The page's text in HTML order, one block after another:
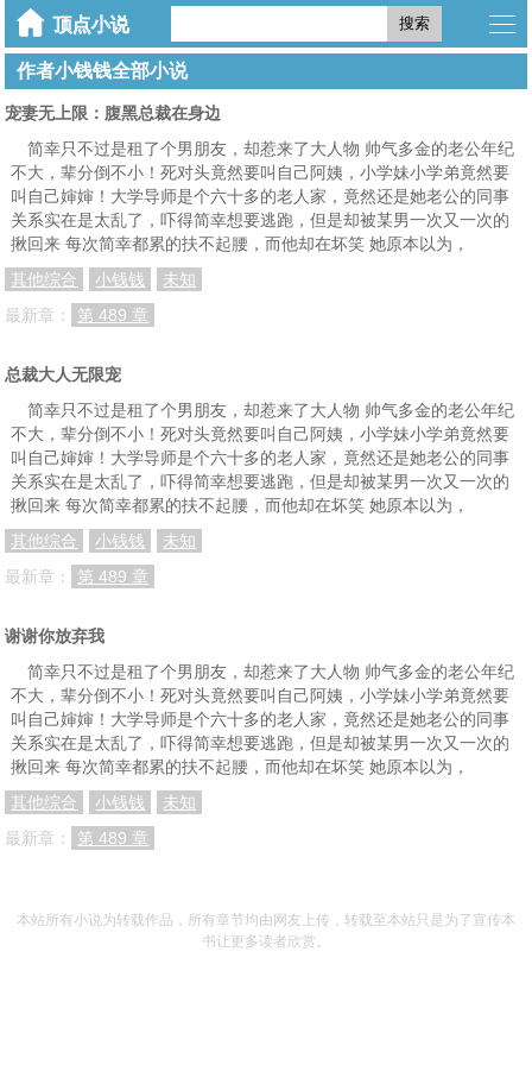
搜索
作者小钱钱全部小说
宠妻无上限：腹黑总裁在身边
简幸只不过是租了个男朋友，却惹来了大人物 帅气多金的老公年纪
不大，辈分倒不小！死对头竟然要叫自己阿姨，小学妹小学弟竟然要
叫自己婶婶！大学导师是个六十多的老人家，竟然还是她老公的同事
关系实在是太乱了，吓得简幸想要逃跑，但是却被某男一次又一次的
揪回来 每次简幸都累的扶不起腰，而他却在坏笑 她原本以为，
其他综合
小钱钱
未知
最新章：
第 489 章
总裁大人无限宠
简幸只不过是租了个男朋友，却惹来了大人物 帅气多金的老公年纪
不大，辈分倒不小！死对头竟然要叫自己阿姨，小学妹小学弟竟然要
叫自己婶婶！大学导师是个六十多的老人家，竟然还是她老公的同事
关系实在是太乱了，吓得简幸想要逃跑，但是却被某男一次又一次的
揪回来 每次简幸都累的扶不起腰，而他却在坏笑 她原本以为，
其他综合
小钱钱
未知
最新章：
第 489 章
谢谢你放弃我
简幸只不过是租了个男朋友，却惹来了大人物 帅气多金的老公年纪
不大，辈分倒不小！死对头竟然要叫自己阿姨，小学妹小学弟竟然要
叫自己婶婶！大学导师是个六十多的老人家，竟然还是她老公的同事
关系实在是太乱了，吓得简幸想要逃跑，但是却被某男一次又一次的
揪回来 每次简幸都累的扶不起腰，而他却在坏笑 她原本以为，
其他综合
小钱钱
未知
最新章：
第 489 章
本站所有小说为转载作品，所有章节均由网友上传，转载至本站只是为了宣传本
书让更多读者欣赏。